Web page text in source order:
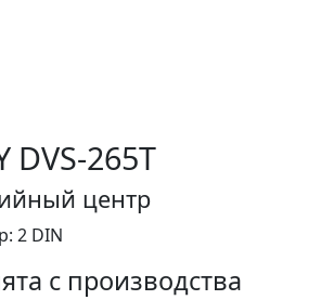
DVS-265T
центр
2 DIN
с производства